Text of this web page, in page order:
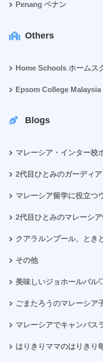
Penang ペナン
Others
Home Schools ホームス
Epsom College Malaysia
Blogs
マレーシア・インター校
2代目ひとみのガーディ
マレーシア留学に役立つ
2代目ひとみのマレーシ
クアラルンプール、とき
その他
美味しいジョホールバル
ごまたろうのマレーシア
マレーシアでキャンパス
はりきりママのはりきり